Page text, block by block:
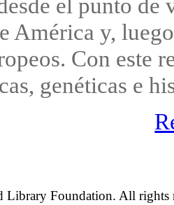
América y,
Con este
genéticas e
Library Foundation. All rights